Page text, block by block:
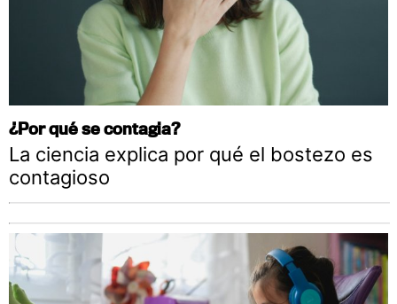
¿Por qué se contagia?
La ciencia explica por qué el bostezo es
contagioso